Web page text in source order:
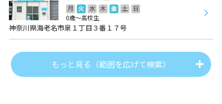
月 火 水 木 金 土
日
0歳～高校生
神奈川県海老名市泉１丁目３番１７号
もっと見る（範囲を広げて検索）